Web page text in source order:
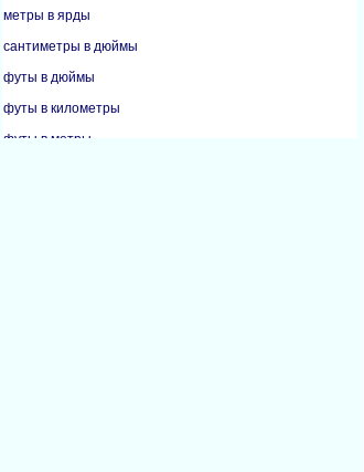
метры в ярды
сантиметры в дюймы
футы в дюймы
футы в километры
футы в метры